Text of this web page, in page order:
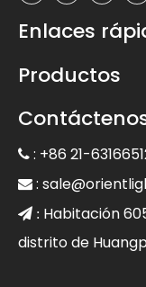
Enlaces
Productos
 : +86 21-
 :
 : Habitación
distrito de